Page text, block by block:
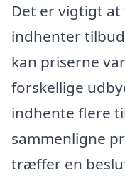
Det er vigtigt
indhenter
kan priserne
forskellige
indhente flere
sammenligne
træffer en